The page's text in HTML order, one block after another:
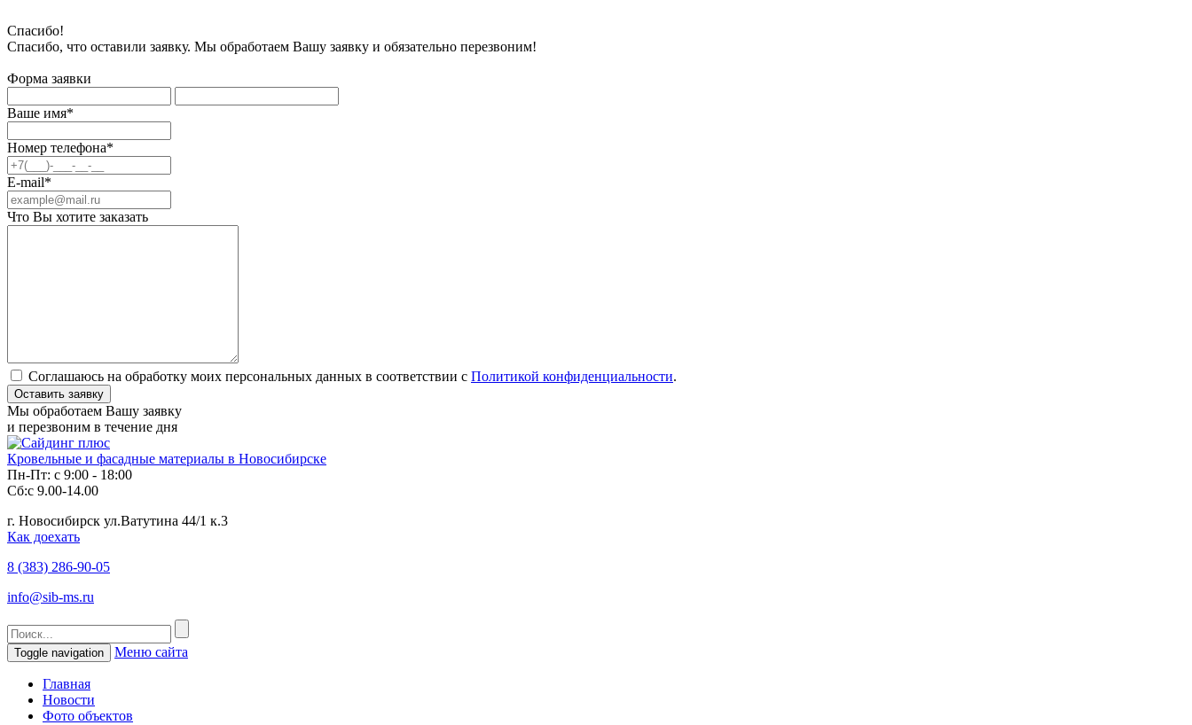
Спасибо!
Спасибо, что оставили заявку. Мы обработаем Вашу заявку и обязательно перезвоним!
Форма заявки
Ваше имя*
Номер телефона*
E-mail*
Что Вы хотите заказать
Соглашаюсь на обработку моих персональных данных в соответствии с Политикой конфиденциальности.
Мы обработаем Вашу заявку
и перезвоним в течение дня
Кровельные и фасадные материалы в Новосибирске
Пн-Пт: с 9:00 - 18:00
Сб:с 9.00-14.00
г. Новосибирск ул.Ватутина 44/1 к.3
Как доехать
8 (383) 286-90-05
info@sib-ms.ru
Toggle navigation Меню сайта
Главная
Новости
Фото объектов